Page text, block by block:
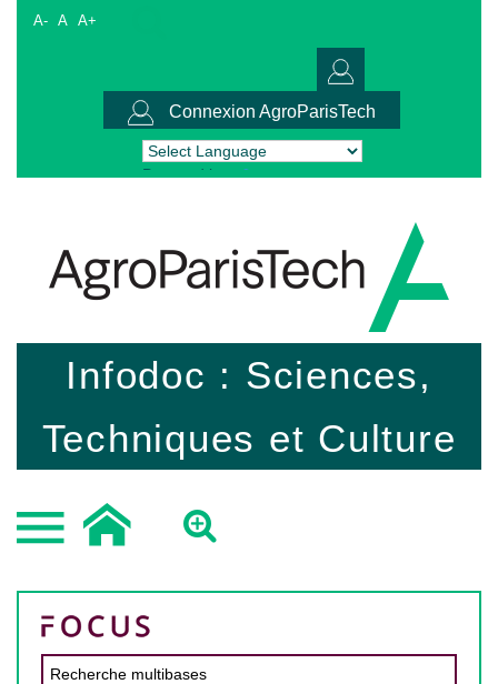
A- A A+
Connexion AgroParisTech
Powered by Translate
Infodoc : Sciences,
Techniques et Culture